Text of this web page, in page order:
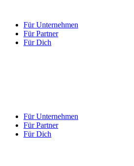
Für Unternehmen
Für Partner
Für Dich
Für Unternehmen
Für Partner
Für Dich